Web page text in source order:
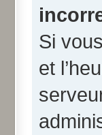
Si
et